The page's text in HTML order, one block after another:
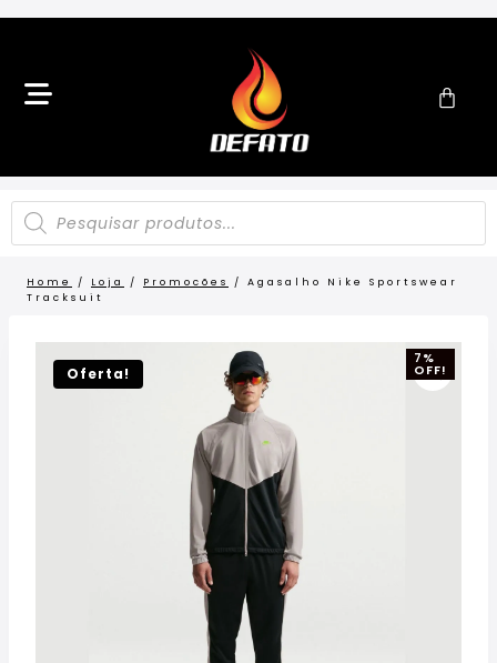
Home / Loja / Promocões /
Agasalho Nike Sportswear
Tracksuit
Oferta!
7%
OFF!